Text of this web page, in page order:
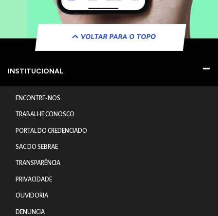
VOLTAR PARA O TOPO
INSTITUCIONAL
ENCONTRE-NOS
TRABALHE CONOSCO
PORTAL DO CREDENCIADO
SAC DO SEBRAE
TRANSPARÊNCIA
PRIVACIDADE
OUVIDORIA
DENUNCIA